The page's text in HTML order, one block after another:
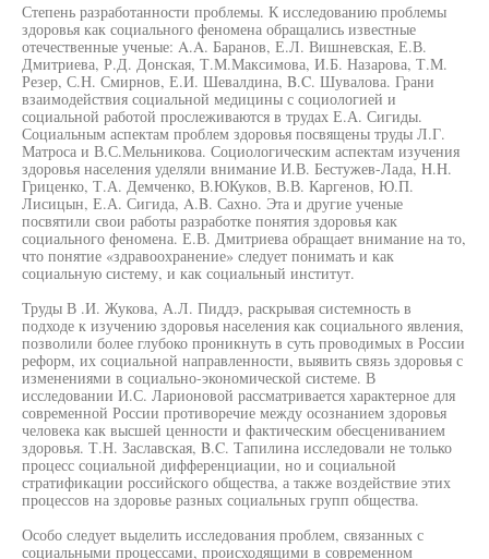
Степень разработанности проблемы. К исследованию проблемы
здоровья как социального феномена обращались известные
отечественные ученые: A.A. Баранов, Е.Л. Вишневская, Е.В.
Дмитриева, Р.Д. Донская, Т.М.Максимова, И.Б. Назарова, Т.М.
Резер, С.Н. Смирнов, Е.И. Шевалдина, B.C. Шувалова. Грани
взаимодействия социальной медицины с социологией и
социальной работой прослеживаются в трудах Е.А. Сигиды.
Социальным аспектам проблем здоровья посвящены труды Л.Г.
Матроса и В.С.Мельникова. Социологическим аспектам изучения
здоровья населения уделяли внимание И.В. Бестужев-Лада, H.H.
Гриценко, Т.А. Демченко, В.ЮКуков, В.В. Каргенов, Ю.П.
Лисицын, Е.А. Сигида, A.B. Сахно. Эта и другие ученые
посвятили свои работы разработке понятия здоровья как
социального феномена. Е.В. Дмитриева обращает внимание на то,
что понятие «здравоохранение» следует понимать и как
социальную систему, и как социальный институт.
Труды В .И. Жукова, А.Л. Пиддэ, раскрывая системность в
подходе к изучению здоровья населения как социального явления,
позволили более глубоко проникнуть в суть проводимых в России
реформ, их социальной направленности, выявить связь здоровья с
изменениями в социально-экономической системе. В
исследовании И.С. Ларионовой рассматривается характерное для
современной России противоречие между осознанием здоровья
человека как высшей ценности и фактическим обесцениванием
здоровья. Т.Н. Заславская, B.C. Тапилина исследовали не только
процесс социальной дифференциации, но и социальной
стратификации российского общества, а также воздействие этих
процессов на здоровье разных социальных групп общества.
Особо следует выделить исследования проблем, связанных с
социальными процессами, происходящими в современном